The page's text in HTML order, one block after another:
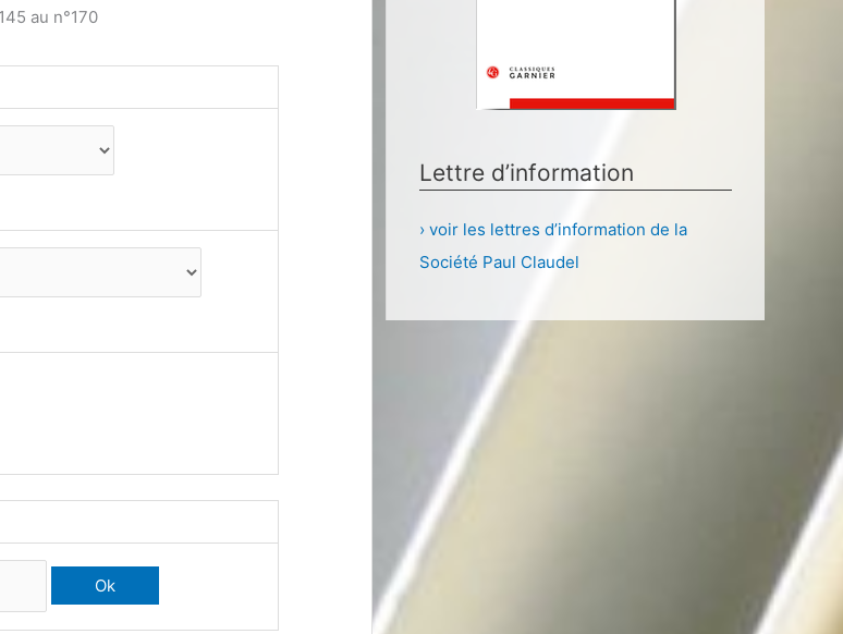
au n°170
Lettre d’information
› voir les lettres d’information de la
Société Paul Claudel